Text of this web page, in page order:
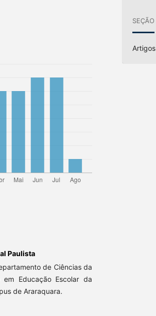
Paulista
de Ciências da
Educação Escolar da
de Araraquara.
SEÇÃO
Artigos